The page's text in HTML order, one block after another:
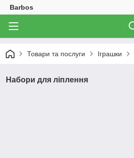
Barbos
Товари та послуги Іграшки
Набори для ліплення